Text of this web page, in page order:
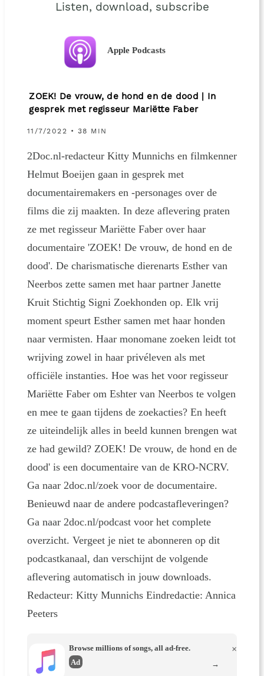
Listen, download, subscribe
Apple Podcasts
ZOEK! De vrouw, de hond en de dood | In
gesprek met regisseur Mariëtte Faber
11/7/2022 • 38 MIN
2Doc.nl-redacteur Kitty Munnichs en filmkenner
Helmut Boeijen gaan in gesprek met
documentairemakers en -personages over de
films die zij maakten. In deze aflevering praten
ze met regisseur Mariëtte Faber over haar
documentaire 'ZOEK! De vrouw, de hond en de
dood'. De charismatische dierenarts Esther van
Neerbos zette samen met haar partner Janette
Kruit Stichtig Signi Zoekhonden op. Elk vrij
moment speurt Esther samen met haar honden
naar vermisten. Haar monomane zoeken leidt tot
wrijving zowel in haar privéleven als met
officiële instanties. Hoe was het voor regisseur
Mariëtte Faber om Eshter van Neerbos te volgen
en mee te gaan tijdens de zoekacties? En heeft
ze uiteindelijk alles in beeld kunnen brengen wat
ze had gewild? ZOEK! De vrouw, de hond en de
dood' is een documentaire van de KRO-NCRV.
Ga naar 2doc.nl/zoek voor de documentaire.
Benieuwd naar de andere podcastafleveringen?
Ga naar 2doc.nl/podcast voor het complete
overzicht. Vergeet je niet te abonneren op dit
podcastkanaal, dan verschijnt de volgende
aflevering automatisch in jouw downloads.
Redacteur: Kitty Munnichs Eindredactie: Annica
Peeters
Browse millions of songs, all ad-free.
Ad
×
→